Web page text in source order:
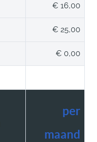
€ 16,00
€ 25,00
€ 0,00
per
maand